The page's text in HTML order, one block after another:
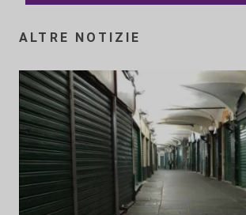
ALTRE NOTIZIE